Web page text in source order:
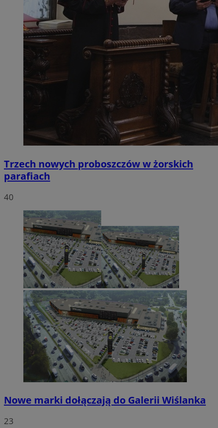
Trzech nowych proboszczów w żorskich
parafiach
40
Nowe marki dołączają do Galerii Wiślanka
23